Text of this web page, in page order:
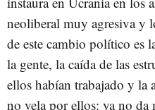
neoliberal muy agresiva y
de este cambio político es
la gente, la caída de las
ellos habían trabajado y la
no vela por ellos: ya no da